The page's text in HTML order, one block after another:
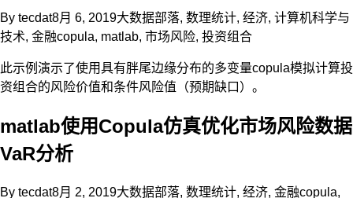
By tecdat8月 6, 2019大数据部落, 数理统计, 经济, 计算机科学与
技术, 金融copula, matlab, 市场风险, 投资组合
此示例演示了使用具有胖尾边缘分布的多变量copula模拟计算投
资组合的风险价值和条件风险值（预期缺口）。
matlab使用Copula仿真优化市场风险数据
VaR分析
By tecdat8月 2, 2019大数据部落, 数理统计, 经济, 金融copula,